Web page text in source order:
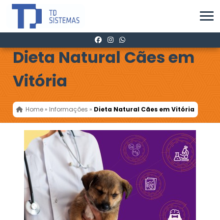
Dieta Natural Cães em
Vitória
Home » Informações » Dieta Natural Cães em Vitória